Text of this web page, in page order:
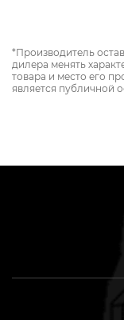
*Производитель
дилера менять
товара и место его
является публичной